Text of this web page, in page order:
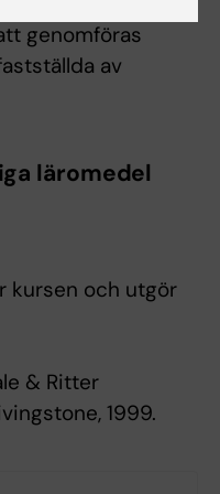
genomföras
av
läromedel
kursen och utgör
& Ritter
1999.